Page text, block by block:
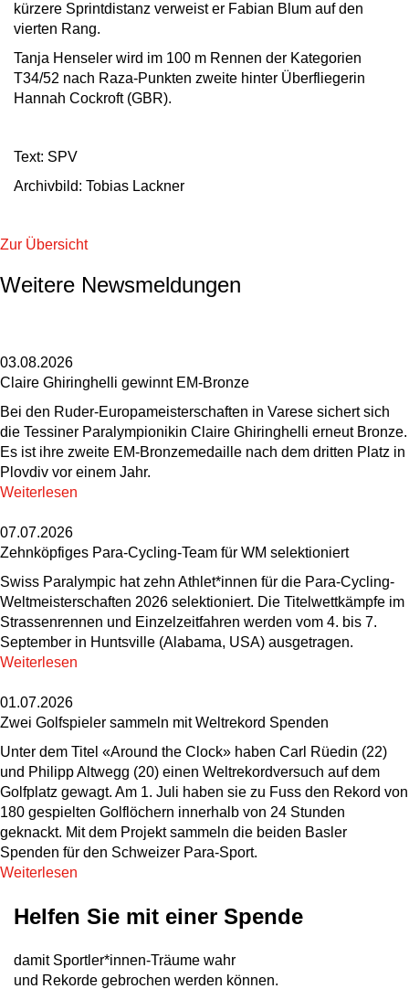
kürzere Sprintdistanz verweist er Fabian Blum auf den
vierten Rang.
Tanja Henseler wird im 100 m Rennen der Kategorien
T34/52 nach Raza-Punkten zweite hinter Überfliegerin
Hannah Cockroft (GBR).
Text: SPV
Archivbild: Tobias Lackner
Zur Übersicht
Weitere Newsmeldungen
03.08.2026
Claire Ghiringhelli gewinnt EM-Bronze
Bei den Ruder-Europameisterschaften in Varese sichert sich
die Tessiner Paralympionikin Claire Ghiringhelli erneut Bronze.
Es ist ihre zweite EM-Bronzemedaille nach dem dritten Platz in
Plovdiv vor einem Jahr.
Weiterlesen
07.07.2026
Zehnköpfiges Para-Cycling-Team für WM selektioniert
Swiss Paralympic hat zehn Athlet*innen für die Para-Cycling-
Weltmeisterschaften 2026 selektioniert. Die Titelwettkämpfe im
Strassenrennen und Einzelzeitfahren werden vom 4. bis 7.
September in Huntsville (Alabama, USA) ausgetragen.
Weiterlesen
01.07.2026
Zwei Golfspieler sammeln mit Weltrekord Spenden
Unter dem Titel «Around the Clock» haben Carl Rüedin (22)
und Philipp Altwegg (20) einen Weltrekordversuch auf dem
Golfplatz gewagt. Am 1. Juli haben sie zu Fuss den Rekord von
180 gespielten Golflöchern innerhalb von 24 Stunden
geknackt. Mit dem Projekt sammeln die beiden Basler
Spenden für den Schweizer Para-Sport.
Weiterlesen
Helfen Sie mit einer Spende
damit Sportler*innen-Träume wahr
und Rekorde gebrochen werden können.